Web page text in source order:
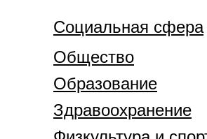
Социальная сфера
Общество
Образование
Здравоохранение